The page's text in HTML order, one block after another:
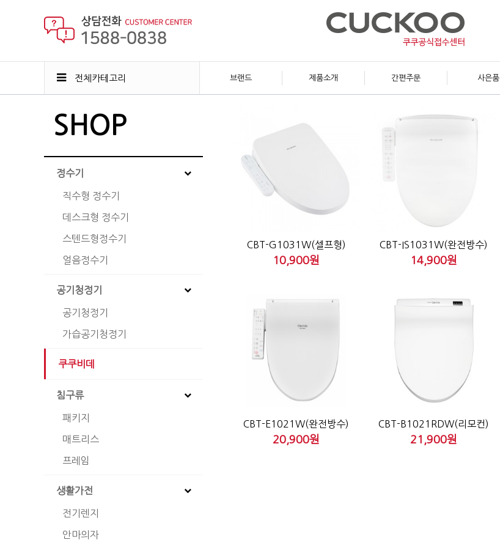
전체카테고리 브랜드 제품소개 간편주문 사은품
SHOP
정수기
직수형 정수기
데스크형 정수기
스텐드형정수기
얼음정수기
공기청정기
공기청정기
가습공기청정기
쿠쿠비데
침구류
패키지
매트리스
프레임
생활가전
전기렌지
안마의자
CBT-G1031W(셀프형)
10,900원
CBT-IS1031W(완전방수)
14,900원
CBT-E1021W(완전방수)
20,900원
CBT-B1021RDW(리모컨)
21,900원